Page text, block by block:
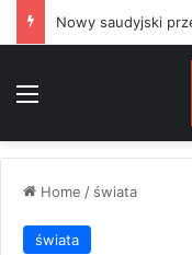
Home / świata
świata